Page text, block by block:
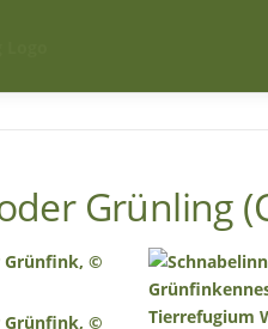
Grünling